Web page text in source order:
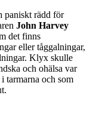
paniskt rädd för
John Harvey
det finns
eller tåggalningar,
Klyx skulle
och ohälsa var
tarmarna och som